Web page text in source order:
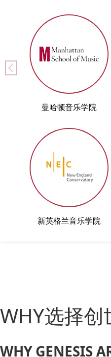
曼哈顿音乐学院
新英格兰音乐学院
WHY选择创
WHY GENESIS